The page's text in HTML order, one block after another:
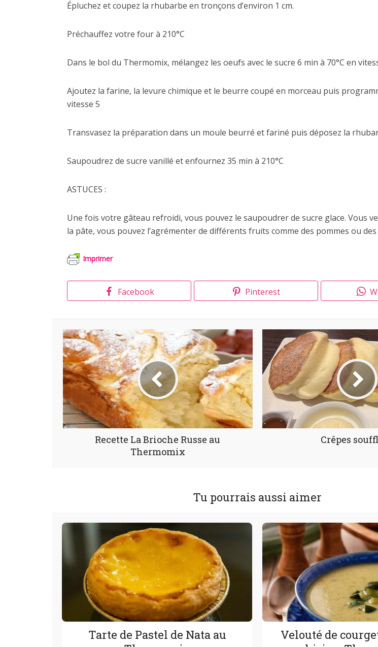
Épluchez et coupez la rhubarbe en tronçons d’environ 1 cm.
Préchauffez votre four à 210°C
Dans le bol du Thermomix, mélangez les oeufs avec le sucre 6 min à 70°C en
Ajoutez la farine, la levure chimique et le beurre coupé en morceau puis
vitesse 5
Transvasez la préparation dans un moule beurré et fariné puis déposez la
Saupoudrez de sucre vanillé et enfournez 35 min à 210°C
ASTUCES :
Une fois votre gâteau refroidi, vous pouvez le saupoudrer de sucre glace. Vous
la pâte, vous pouvez l’agrémenter de différents fruits comme des pommes ou
Imprimer
Facebook Pinterest
Recette La Brioche Russe au
Thermomix
Crêpes
Tu pourrais aussi aimer
Tarte de Pastel de Nata au
Velouté de